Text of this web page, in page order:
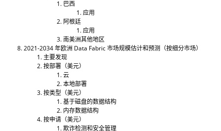
巴西
应用
阿根廷
应用
南美洲其他地区
2021-2034 年欧洲 Data Fabric 市场规模估计和预测（按细分市场）
主要发现
按部署（美元）
云
本地部署
按类型（美元）
基于磁盘的数据结构
内存数据结构
按申请（美元）
欺诈检测和安全管理